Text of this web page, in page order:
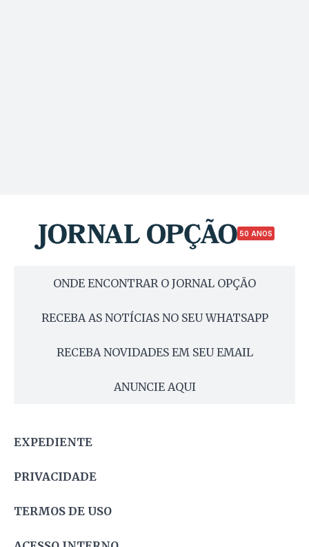
50 ANOS
ONDE ENCONTRAR O JORNAL OPÇÃO
RECEBA AS NOTÍCIAS NO SEU WHATSAPP
RECEBA NOVIDADES EM SEU EMAIL
ANUNCIE AQUI
EXPEDIENTE
PRIVACIDADE
TERMOS DE USO